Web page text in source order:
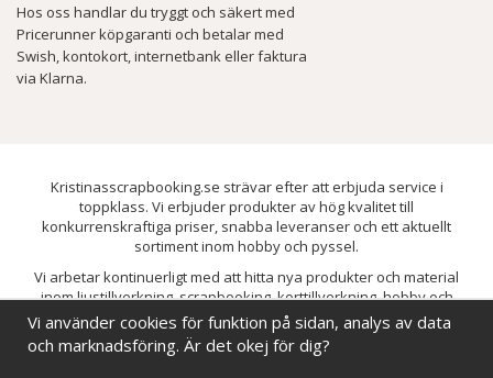
Hos oss handlar du tryggt och säkert med
Pricerunner köpgaranti och betalar med
Swish, kontokort, internetbank eller faktura
via Klarna.
Kristinasscrapbooking.se strävar efter att erbjuda service i
toppklass. Vi erbjuder produkter av hög kvalitet till
konkurrenskraftiga priser, snabba leveranser och ett aktuellt
sortiment inom hobby och pyssel.
Vi arbetar kontinuerligt med att hitta nya produkter och material
inom ljustillverkning, scrapbooking, korttillverkning, hobby och
pyssel. Målet är att bredda sortimentet och löpande förbättra och
utveckla vårt utbud, så att du alltid kan hitta det du behöver hos oss.
Vi använder cookies för funktion på sidan, analys av data
och marknadsföring. Är det okej för dig?